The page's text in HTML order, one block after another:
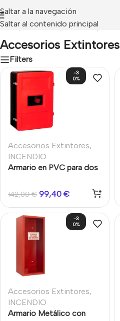
Saltar a la navegación
Saltar al contenido principal
Inicio/ INCENDIO/Extinción/
Accesorios Extintores
Filters
-3
0%
Accesorios Extintores,
INCENDIO
Armario en PVC para dos
extintores
142,00€ 99,40 €
-3
0%
Accesorios Extintores,
INCENDIO
Armario Metálico con